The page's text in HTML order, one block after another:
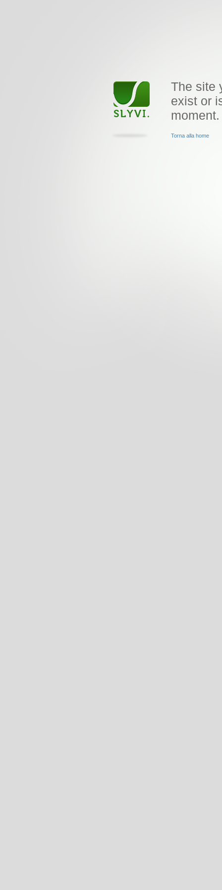
The site
exist or
moment.
Torna alla home